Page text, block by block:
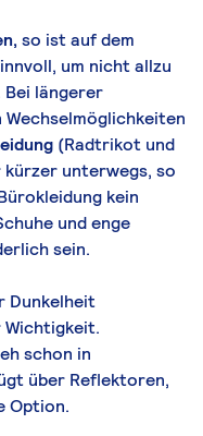
so ist auf dem
um nicht allzu
längerer
(Radtrikot und
unterwegs, so
kein
und enge
sein.
Dunkelheit
schon in
über Reflektoren,
Option.